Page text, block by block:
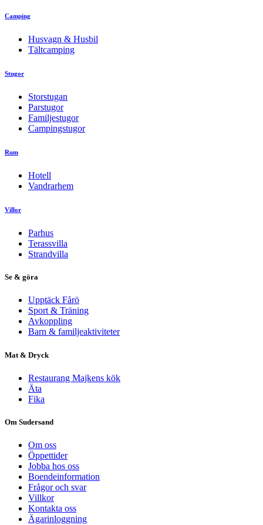
Camping
Husvagn & Husbil
Tältcamping
Stugor
Storstugan
Parstugor
Familjestugor
Campingstugor
Rum
Hotell
Vandrarhem
Villor
Parhus
Terassvilla
Strandvilla
Se & göra
Upptäck Fårö
Sport & Träning
Avkoppling
Barn & familjeaktiviteter
Mat & Dryck
Restaurang Majkens kök
Äta
Fika
Om Sudersand
Om oss
Öppettider
Jobba hos oss
Boendeinformation
Frågor och svar
Villkor
Kontakta oss
Ägarinloggning